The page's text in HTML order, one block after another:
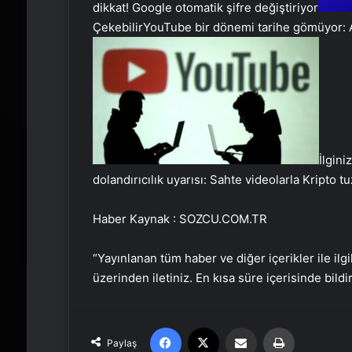
dikkat! Google otomatik şifre değiştiriyor
ÇekebilirYouTube bir dönemi tarihe gömüyor:
dolandırıcılık uyarısı: Sahte videolarla Kripto
Haber Kaynak : SOZCU.COM.TR
“Yayınlanan tüm haber ve diğer içerikler ile
üzerinden iletiniz. En kısa süre içerisinde
Paylaş
Facebook Email'den paylaş